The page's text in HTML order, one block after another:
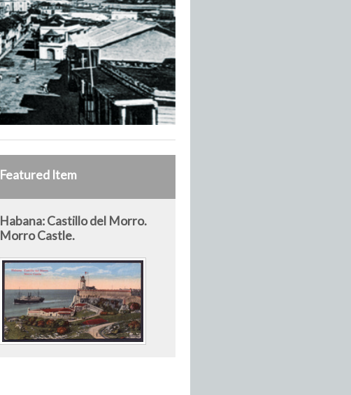
Featured Item
Habana: Castillo del Morro.
Morro Castle.